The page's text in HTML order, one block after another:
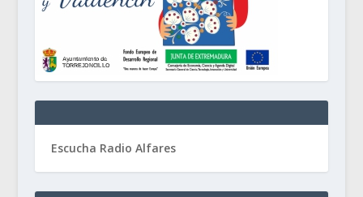
Escucha Radio Alfares